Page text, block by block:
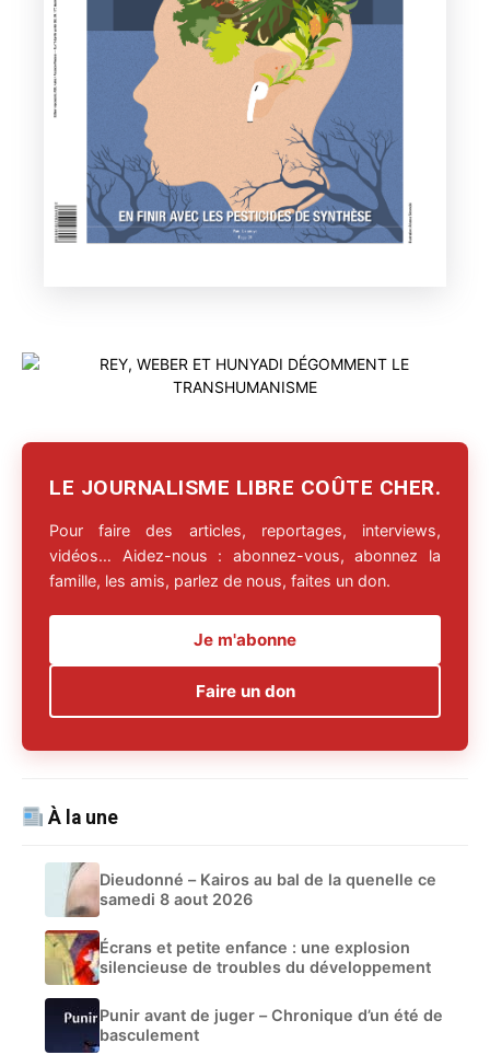
LE JOURNALISME LIBRE COÛTE CHER.
Pour faire des articles, reportages, interviews,
vidéos… Aidez-nous : abonnez-vous, abonnez la
famille, les amis, parlez de nous, faites un don.
Je m'abonne
Faire un don
À la une
Dieudonné – Kairos au bal de la quenelle ce
samedi 8 aout 2026
Écrans et petite enfance : une explosion
silencieuse de troubles du développement
Punir avant de juger – Chronique d’un été de
basculement